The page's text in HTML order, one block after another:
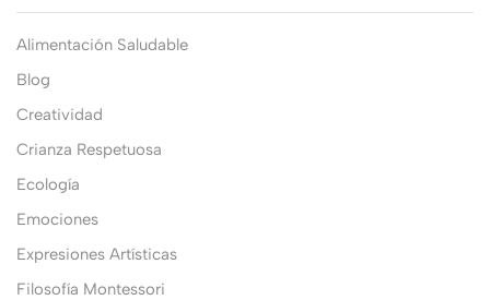
Alimentación Saludable
Blog
Creatividad
Crianza Respetuosa
Ecología
Emociones
Expresiones Artísticas
Filosofía Montessori